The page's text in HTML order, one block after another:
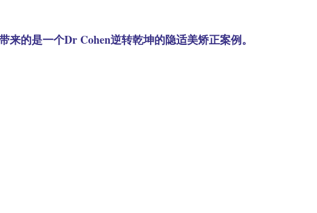
来的是一个Dr Cohen逆转乾坤的隐适美矫正案例。